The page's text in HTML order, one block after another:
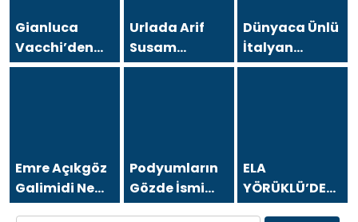
Gianluca
Vacchi’den
Antalya’da
Urlada Arif
Susam
Rüzgarı
Dünyaca Ünlü
İtalyan
Fenomen
Geliyor!
Emre Açıkgöz
Galimidi New
York
Podyumların
Gözde İsmi
Duygu
ELA
YÖRÜKLÜ’DEN
AMELİYAT